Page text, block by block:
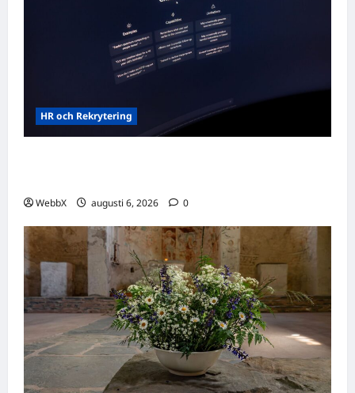
HR och Rekrytering
WebbX augusti 6, 2026 0